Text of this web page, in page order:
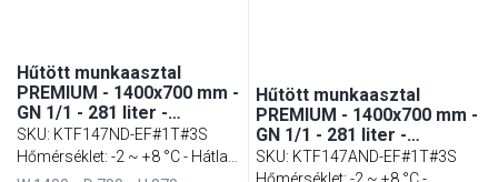
Hűtött munkaasztal
PREMIUM - 1400x700 mm -
GN 1/1 - 281 liter -
ventilációs - 1 ajtóval - 3
fiókkal
SKU: KTF147ND-EF#1T#3S
Hőmérséklet: -2 ~ +8 °C - Hátlap
Hűtött munkaasztal
PREMIUM - 1400x700 mm -
GN 1/1 - 281 liter -
ventilációs - 1 ajtóval - 3
fiókkal - felhajtással
SKU: KTF147AND-EF#1T#3S